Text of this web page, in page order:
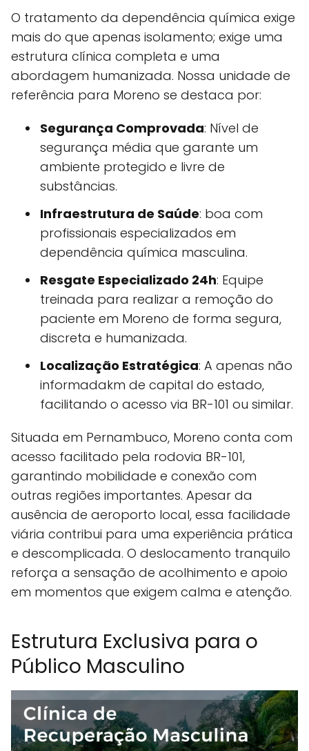
O tratamento da dependência química exige
mais do que apenas isolamento; exige uma
estrutura clínica completa e uma
abordagem humanizada. Nossa unidade de
referência para Moreno se destaca por:
Segurança Comprovada: Nível de
segurança média que garante um
ambiente protegido e livre de
substâncias.
Infraestrutura de Saúde: boa com
profissionais especializados em
dependência química masculina.
Resgate Especializado 24h: Equipe
treinada para realizar a remoção do
paciente em Moreno de forma segura,
discreta e humanizada.
Localização Estratégica: A apenas não
informadakm de capital do estado,
facilitando o acesso via BR-101 ou similar.
Situada em Pernambuco, Moreno conta com
acesso facilitado pela rodovia BR-101,
garantindo mobilidade e conexão com
outras regiões importantes. Apesar da
ausência de aeroporto local, essa facilidade
viária contribui para uma experiência prática
e descomplicada. O deslocamento tranquilo
reforça a sensação de acolhimento e apoio
em momentos que exigem calma e atenção.
Estrutura Exclusiva para o
Público Masculino